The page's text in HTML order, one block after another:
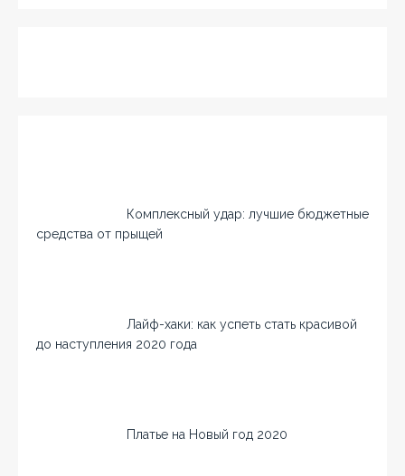
Комплексный удар: лучшие бюджетные
средства от прыщей
Лайф-хаки: как успеть стать красивой
до наступления 2020 года
Платье на Новый год 2020